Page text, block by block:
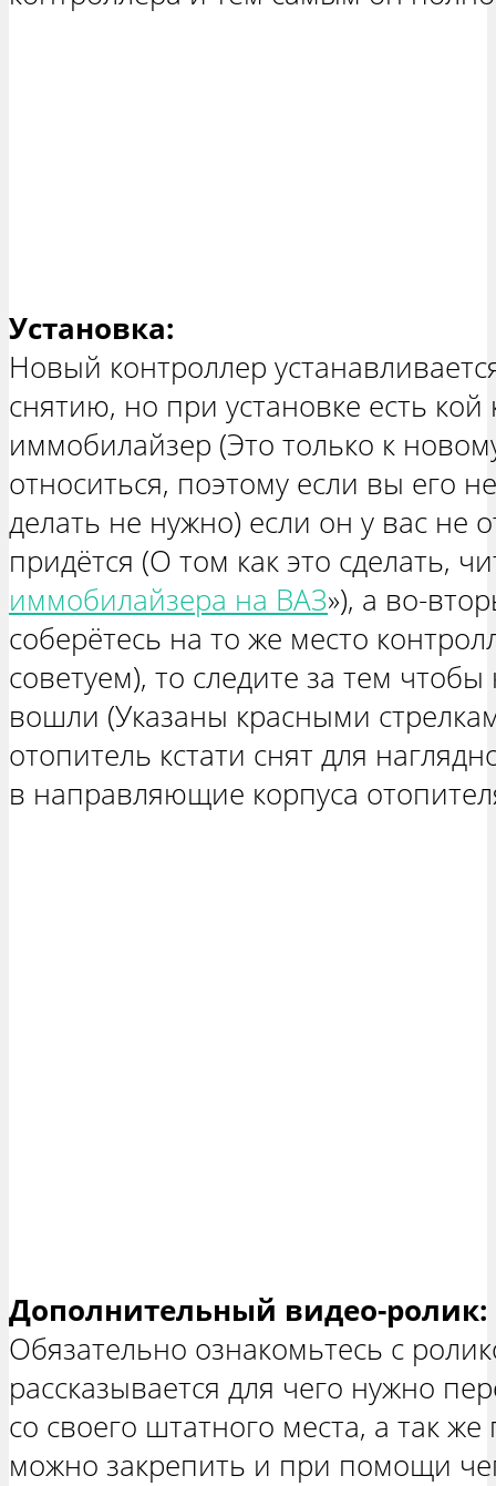
Установка:
Новый контроллер
снятию, но при установке есть
иммобилайзер (Это только к
относиться, поэтому если вы его
делать не нужно) если он у вас не
придётся (О том как это сделать,
иммобилайзера на ВАЗ»), а во-
соберётесь на то же место
советуем), то следите за тем
вошли (Указаны красными
отопитель кстати снят для
в направляющие корпуса
Дополнительный видео-ролик:
Обязательно ознакомьтесь с
рассказывается для чего нужно
со своего штатного места, а так же
можно закрепить и при помощи